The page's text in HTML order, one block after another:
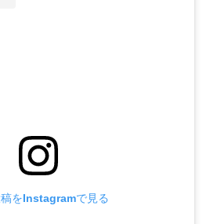
稿をInstagramで見る